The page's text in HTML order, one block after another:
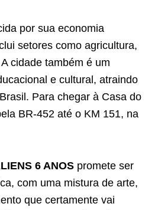
por sua economia
setores como agricultura,
cidade também é um
e cultural, atraindo
Para chegar à Casa do
BR-452 até o KM 151, na
6 ANOS promete ser
com uma mistura de arte,
que certamente vai